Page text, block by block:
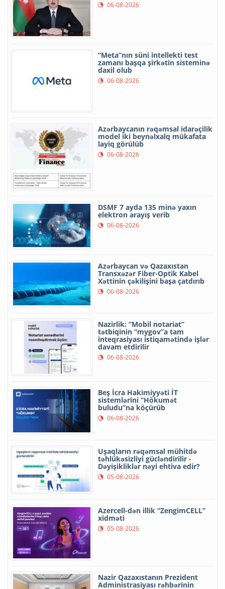
06-08-2026
“Meta”nın süni intellekti test
zamanı başqa şirkətin sisteminə
daxil olub
06-08-2026
Azərbaycanın rəqəmsal idarəçilik
model iki beynəlxalq mükafata
layiq görülüb
06-08-2026
DSMF 7 ayda 135 minə yaxın
elektron arayış verib
06-08-2026
Azərbaycan və Qazaxıstan
Transxəzər Fiber-Optik Kabel
Xəttinin çəkilişini başa çatdırıb
06-08-2026
Nazirlik: “Mobil notariat”
tətbiqinin “mygov”a tam
inteqrasiyası istiqamətində işlər
davam etdirilir
06-08-2026
Beş İcra Hakimiyyəti İT
sistemlərini “Hökumət
buludu”na köçürüb
06-08-2026
Uşaqların rəqəmsal mühitdə
təhlükəsizliyi gücləndirilir -
Dəyişikliklər nəyi ehtiva edir?
05-08-2026
Azercell-dən illik “ZengimCELL”
xidməti
05-08-2026
Nazir Qazaxıstanın Prezident
Administrasiyası rəhbərinin